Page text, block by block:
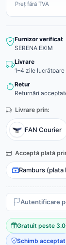
Preț fără TVA
Furnizor verificat
SERENA EXIM
Livrare
1–4 zile lucrătoare
Retur
Returnări
Livrare prin:
FAN Courier
Acceptă plată
Ramburs (plata
Autentificare
Gratuit peste
Schimb acceptat